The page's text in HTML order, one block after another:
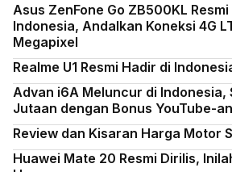
Asus ZenFone Go ZB500KL
Indonesia, Andalkan Koneksi 4G
Megapixel
Realme U1 Resmi Hadir di
Advan i6A Meluncur di Indonesia,
Jutaan dengan Bonus YouTube-
Review dan Kisaran Harga Motor
Huawei Mate 20 Resmi Dirilis,